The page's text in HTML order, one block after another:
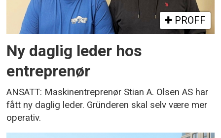
PROFF
Ny daglig leder hos
entreprenør
ANSATT: Maskinentreprenør Stian A. Olsen AS har
fått ny daglig leder. Gründeren skal selv være mer
operativ.